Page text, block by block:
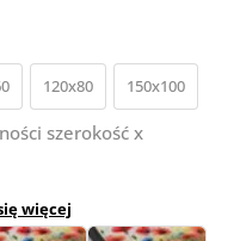
120x80 150x100
szerokość x
więcej